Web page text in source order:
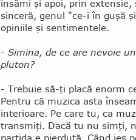
însămi şi apoi, prin
sinceră, genul "ce-i în guşă
opiniile şi sentimentele.
- Simina, de ce are nevoie
pluton?
- Trebuie să-ţi placă enorm
Pentru că muzica asta
interioare. Pe care tu, ca
transmiţi. Dacă tu nu simţi,
partida e pierdută. Când ies